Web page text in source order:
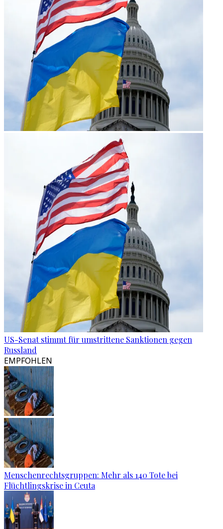
US-Senat stimmt für umstrittene Sanktionen gegen
Russland
EMPFOHLEN
Menschenrechtsgruppen: Mehr als 140 Tote bei
Flüchtlingskrise in Ceuta